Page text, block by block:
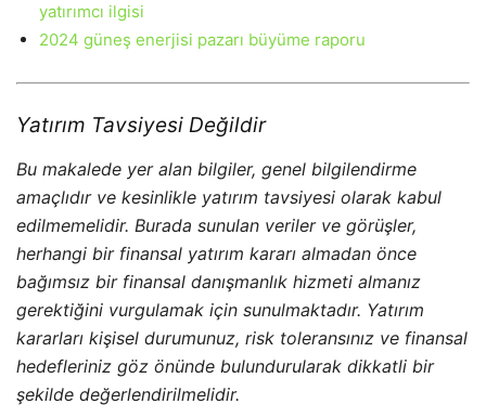
yatırımcı ilgisi
2024 güneş enerjisi pazarı büyüme raporu
Yatırım Tavsiyesi Değildir
Bu makalede yer alan bilgiler, genel bilgilendirme
amaçlıdır ve kesinlikle yatırım tavsiyesi olarak kabul
edilmemelidir. Burada sunulan veriler ve görüşler,
herhangi bir finansal yatırım kararı almadan önce
bağımsız bir finansal danışmanlık hizmeti almanız
gerektiğini vurgulamak için sunulmaktadır. Yatırım
kararları kişisel durumunuz, risk toleransınız ve finansal
hedefleriniz göz önünde bulundurularak dikkatli bir
şekilde değerlendirilmelidir.